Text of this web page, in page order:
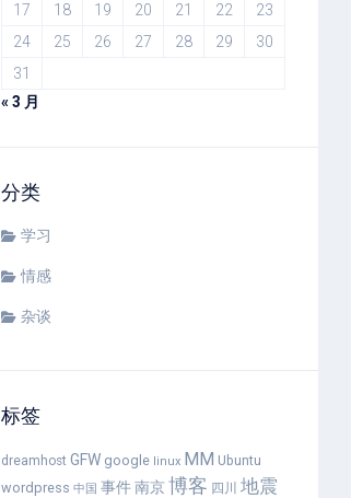
17
18 19 20 21 22
23
24
25 26 27 28 29
30
31
« 3 月
分类
学习
情感
杂谈
标签
dreamhost GFW google linux MM Ubuntu
wordpress 中国 事件南京博客 四川 地震